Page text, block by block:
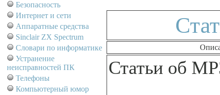
Безопасность
Интернет и сети
Аппаратные средства
Sinclair ZX Spectrum
Словари по информатике
Устранение
неисправностей ПК
Телефоны
Компьютерный юмор
Статьи об